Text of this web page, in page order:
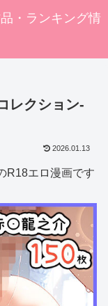
・ランキング情
レクション-
2026.01.13
R18エロ漫画です